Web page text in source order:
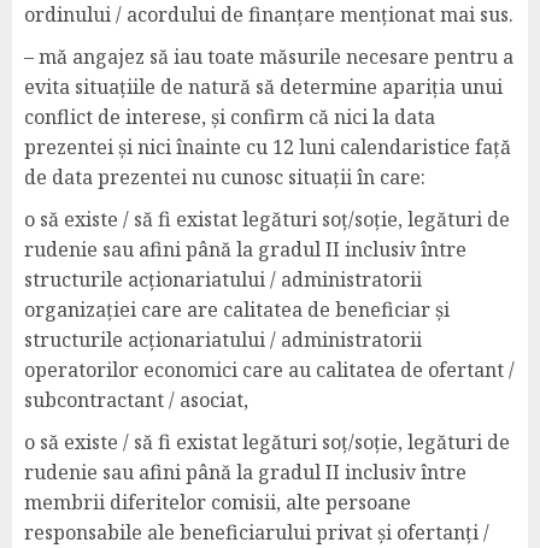
ordinului / acordului de finanțare menționat mai sus.
– mă angajez să iau toate măsurile necesare pentru a
evita situațiile de natură să determine apariția unui
conflict de interese, și confirm că nici la data
prezentei și nici înainte cu 12 luni calendaristice față
de data prezentei nu cunosc situații în care:
o să existe / să fi existat legături soț/soție, legături de
rudenie sau afini până la gradul II inclusiv între
structurile acționariatului / administratorii
organizației care are calitatea de beneficiar și
structurile acționariatului / administratorii
operatorilor economici care au calitatea de ofertant /
subcontractant / asociat,
o să existe / să fi existat legături soț/soție, legături de
rudenie sau afini până la gradul II inclusiv între
membrii diferitelor comisii, alte persoane
responsabile ale beneficiarului privat și ofertanți /